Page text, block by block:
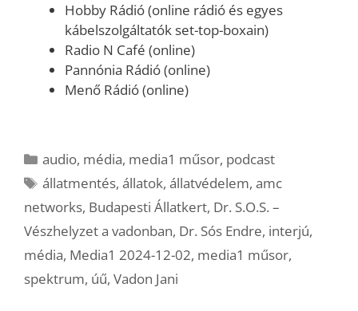
Hobby Rádió (online rádió és egyes
kábelszolgáltatók set-top-boxain)
Radio N Café (online)
Pannónia Rádió (online)
Menő Rádió (online)
Kategória
audio, média, media1 műsor, podcast
Címkék
állatmentés,állatok,állatvédelem,amc
networks, Budapesti Állatkert, Dr. S.O.S. –
Vészhelyzet a vadonban, Dr. Sós Endre, interjú,
média, Media1 2024-12-02, media1 műsor,
spektrum, úű, Vadon Jani